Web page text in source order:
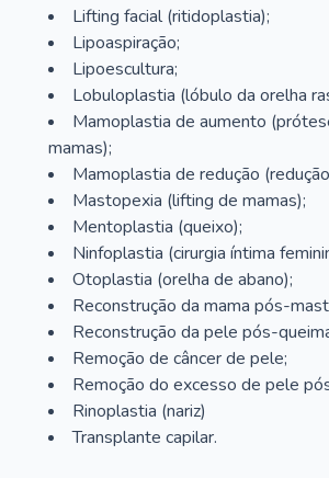
Lifting facial (ritidoplastia);
Lipoaspiração;
Lipoescultura;
Lobuloplastia (lóbulo da orelha
Mamoplastia de aumento
mamas);
Mamoplastia de redução
Mastopexia (lifting de mamas);
Mentoplastia (queixo);
Ninfoplastia (cirurgia íntima
Otoplastia (orelha de abano);
Reconstrução da mama pós-
Reconstrução da pele pós-
Remoção de câncer de pele;
Remoção do excesso de pele
Rinoplastia (nariz)
Transplante capilar.